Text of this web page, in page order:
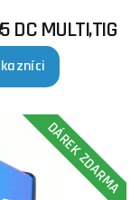
DC MULTI,TIG
DÁREK ZDARMA